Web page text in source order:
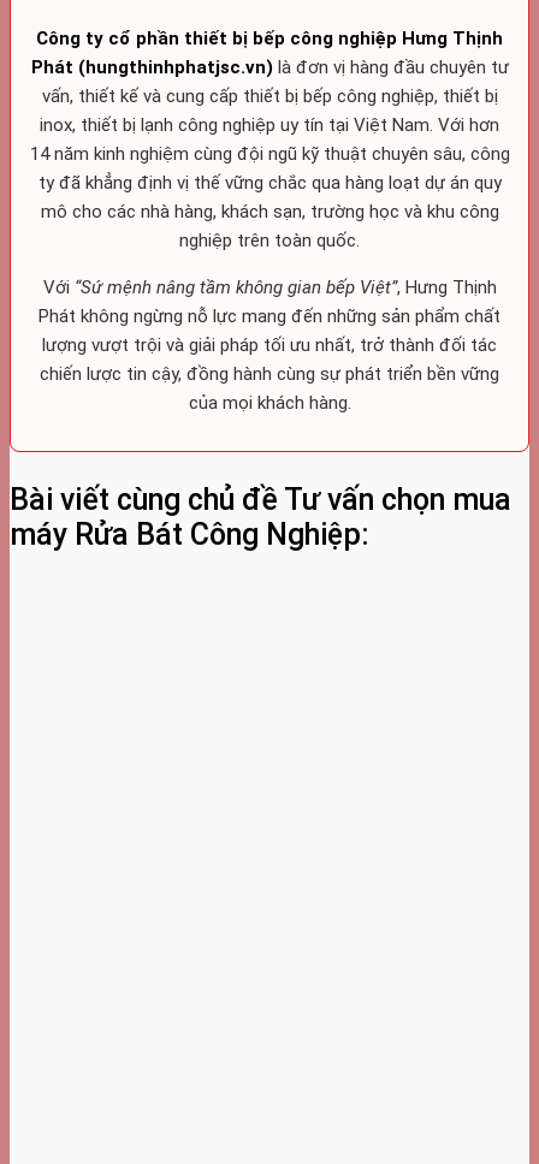
Công ty cổ phần thiết bị bếp công nghiệp Hưng Thịnh
Phát (hungthinhphatjsc.vn) là đơn vị hàng đầu chuyên tư
vấn, thiết kế và cung cấp thiết bị bếp công nghiệp, thiết bị
inox, thiết bị lạnh công nghiệp uy tín tại Việt Nam. Với hơn
14 năm kinh nghiệm cùng đội ngũ kỹ thuật chuyên sâu, công
ty đã khẳng định vị thế vững chắc qua hàng loạt dự án quy
mô cho các nhà hàng, khách sạn, trường học và khu công
nghiệp trên toàn quốc.
Với “Sứ mệnh nâng tầm không gian bếp Việt”, Hưng Thịnh
Phát không ngừng nỗ lực mang đến những sản phẩm chất
lượng vượt trội và giải pháp tối ưu nhất, trở thành đối tác
chiến lược tin cậy, đồng hành cùng sự phát triển bền vững
của mọi khách hàng.
Bài viết cùng chủ đề Tư vấn chọn mua
máy Rửa Bát Công Nghiệp: